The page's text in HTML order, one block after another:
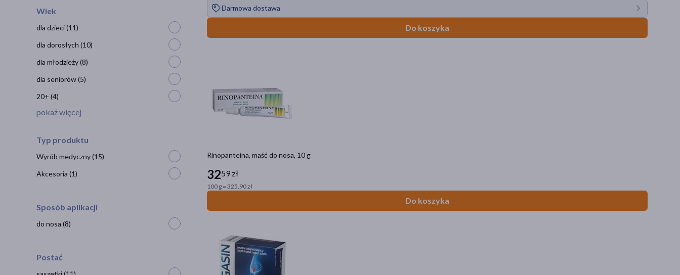
Darmowa dostawa
Do koszyka
Rinopanteina, maść do nosa, 10 g
3259 zł
100 g = 325,90 zł
Do koszyka
Wiek
dla dzieci(11)
dla dorosłych (10)
dla młodzieży(8)
dla seniorów(5)
20+ (4)
pokaż więcej
Typ produktu
Wyrób medyczny(15)
Akcesoria (1)
Sposób aplikacji
do nosa (8)
Postać